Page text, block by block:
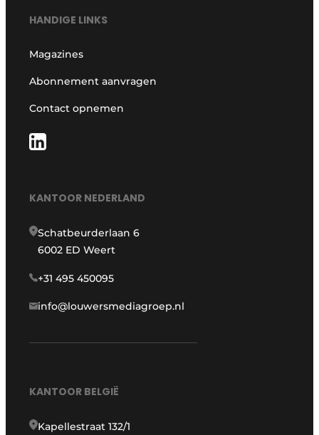
HANDIGE LINKS
Magazines
Abonnement aanvragen
Contact opnemen
KANTOOR NEDERLAND
Schatbeurderlaan 6
6002 ED Weert
+31 495 450095
info@louwersmediagroep.nl
KANTOOR BELGIË
Kapellestraat 132/1